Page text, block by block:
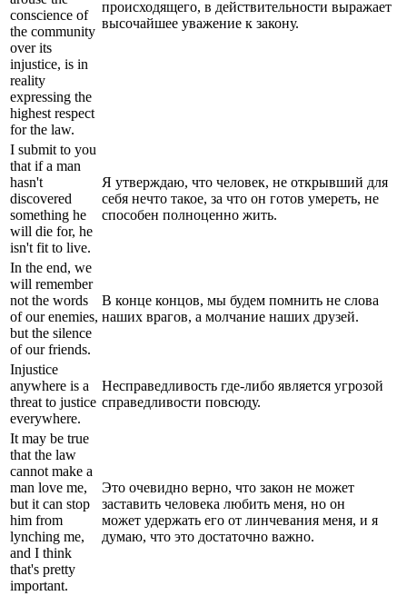
conscience of
the community
over its
injustice, is in
reality
expressing the
highest respect
for the law.
происходящего, в действительности выражает
высочайшее уважение к закону.
I submit to you
that if a man
hasn't
discovered
something he
will die for, he
isn't fit to live.
Я утверждаю, что человек, не открывший для
себя нечто такое, за что он готов умереть, не
способен полноценно жить.
In the end, we
will remember
not the words
of our enemies,
but the silence
of our friends.
В конце концов, мы будем помнить не слова
наших врагов, а молчание наших друзей.
Injustice
anywhere is a
threat to justice
everywhere.
Несправедливость где-либо является угрозой
справедливости повсюду.
It may be true
that the law
cannot make a
man love me,
but it can stop
him from
lynching me,
and I think
that's pretty
important.
Это очевидно верно, что закон не может
заставить человека любить меня, но он
может удержать его от линчевания меня, и я
думаю, что это достаточно важно.